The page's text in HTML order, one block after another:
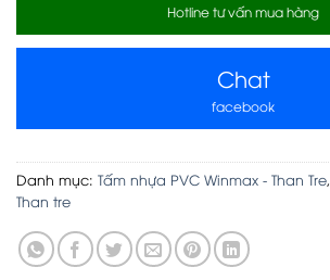
Hotline tư vấn mua hàng
Chat
facebook
Danh mục: Tấm nhựa PVC Winmax - Than Tre,
Than tre